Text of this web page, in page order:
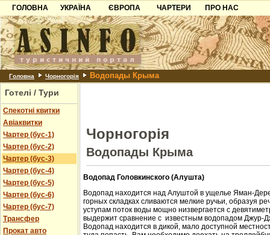
ГОЛОВНА
УКРАЇНА
Карпати
Азов
Причорноморря
Шацьк
ЄВРОПА
Чорногорія
Хорватія
Болгарія
Албанія
ЧАРТЕРИ
ПРО НАС
Контакти
Партнерам
Додати готель
Головна Чорногорія Водопады Крыма
Готелі / Тури
Спекотні квитки
Авіаквитки
Чартер (бус-1)
Чартер (бус-2)
Чартер (бус-3)
Чартер (бус-4)
Чартер (бус-5)
Чартер (бус-6)
Чартер (бус-7)
Трансфер
Прокат авто
Чорногорія
Водопады Крыма
Водопад Головкинского (Алушта)
Водопад находится над Алуштой в ущелье Яман-
горных складках сливаются мелкие ручьи, образуя
уступам поток воды мощно низвергается с
выдержит сравнение с известным водопадом Джур-
Водопад находится в дикой, мало доступной